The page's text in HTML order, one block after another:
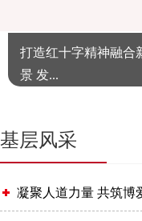
打造红十字精神融合
景 发...
基层风采
凝聚人道力量 共筑博爱西城 | 西城区红十字会召开博爱家园